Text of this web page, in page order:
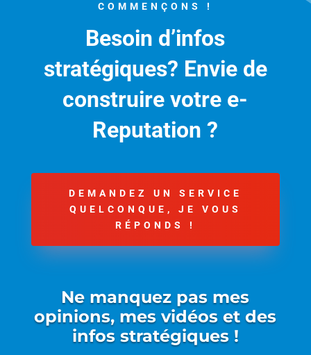
COMMENÇONS !
Besoin d’infos
stratégiques? Envie de
construire votre e-
Reputation ?
DEMANDEZ UN SERVICE
QUELCONQUE, JE VOUS
RÉPONDS !
Ne manquez pas mes
opinions, mes vidéos et des
infos stratégiques !